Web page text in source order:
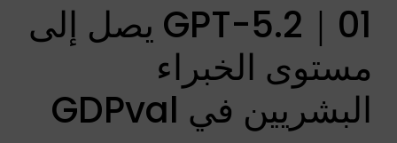
01｜GPT-5.2 يصل إلى
مستوى الخبراء
البشريين في GDPval